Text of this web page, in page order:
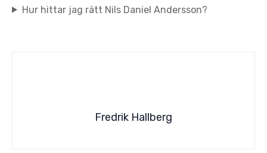
Hur hittar jag rätt Nils Daniel Andersson?
Fredrik Hallberg